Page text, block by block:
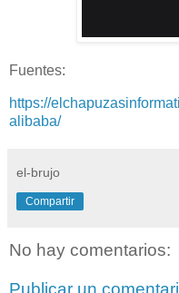
Fuentes:
https://
alibaba/
el-brujo
Compartir
No hay comentarios:
Publicar un